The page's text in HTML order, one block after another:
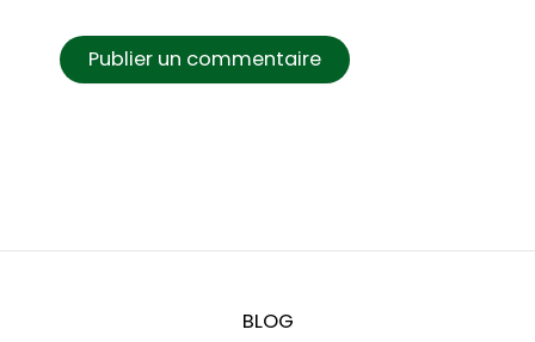
BLOG